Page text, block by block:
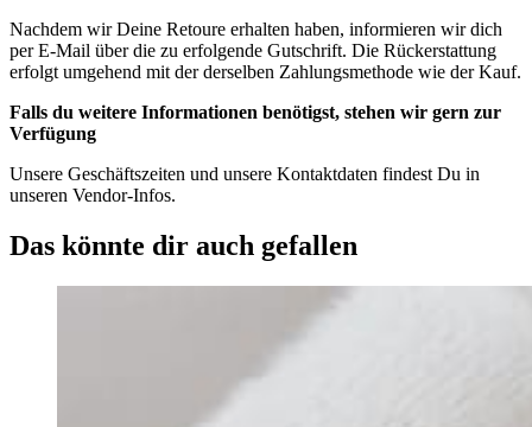
Nachdem wir Deine Retoure erhalten haben, informieren wir dich
per E-Mail über die zu erfolgende Gutschrift. Die Rückerstattung
erfolgt umgehend mit der derselben Zahlungsmethode wie der Kauf.
Falls du weitere Informationen benötigst, stehen wir gern zur
Verfügung
Unsere Geschäftszeiten und unsere Kontaktdaten findest Du in
unseren Vendor-Infos.
Das könnte dir auch gefallen